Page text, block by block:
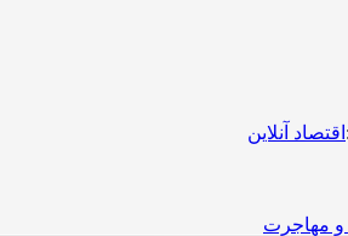
اقتصاد آنلاین
مهاجرت